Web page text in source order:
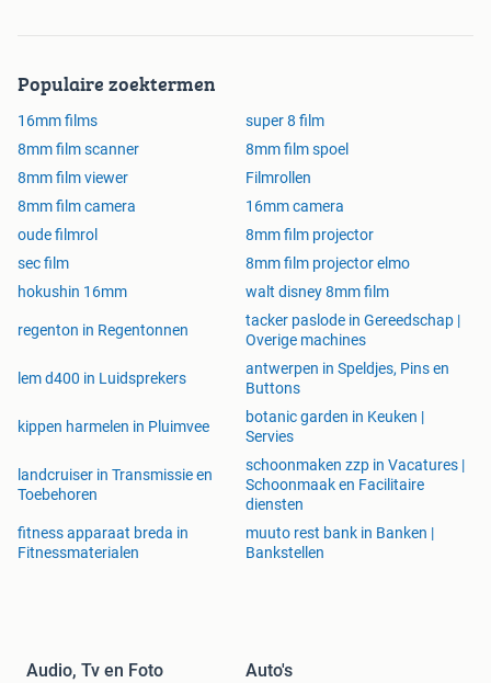
Populaire zoektermen
16mm films
super 8 film
8mm film scanner
8mm film spoel
8mm film viewer
Filmrollen
8mm film camera
16mm camera
oude filmrol
8mm film projector
sec film
8mm film projector elmo
hokushin 16mm
walt disney 8mm film
regenton in Regentonnen
tacker paslode in Gereedschap |
Overige machines
lem d400 in Luidsprekers
antwerpen in Speldjes, Pins en
Buttons
kippen harmelen in Pluimvee
botanic garden in Keuken |
Servies
landcruiser in Transmissie en
Toebehoren
schoonmaken zzp in Vacatures |
Schoonmaak en Facilitaire
diensten
fitness apparaat breda in
Fitnessmaterialen
muuto rest bank in Banken |
Bankstellen
Audio, Tv en Foto Auto's